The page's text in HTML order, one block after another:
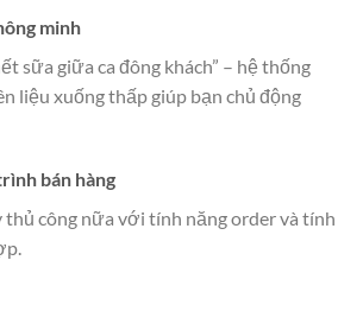
minh
sữa giữa ca đông khách” – hệ thống
liệu xuống thấp giúp bạn chủ động
bán hàng
thủ công nữa với tính năng order và tính